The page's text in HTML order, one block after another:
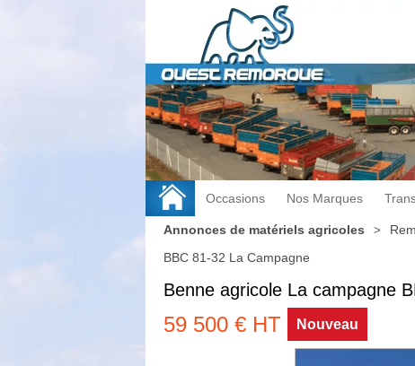
Occasions Nos Marques
Annonces de matériels agricoles
BBC 81-32 La Campagne
Benne agricole La campagne
59 500 € HT Nouveau